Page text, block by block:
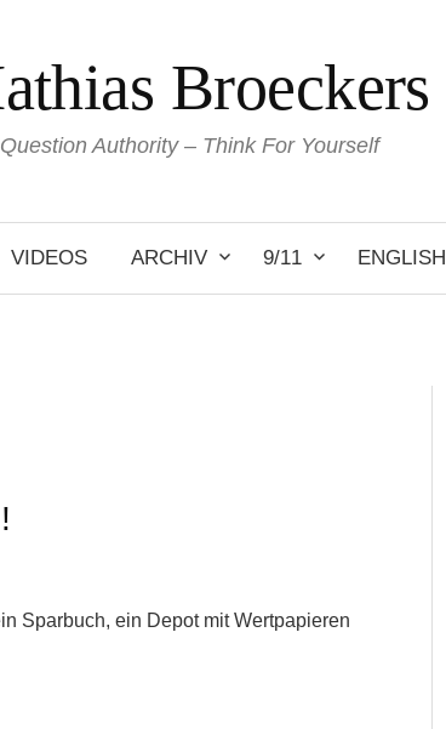
Broeckers
Question Authority – Think For Yourself
VIDEOS ARCHIV 9/11 ENGLISH
Sparbuch, ein Depot mit Wertpapieren